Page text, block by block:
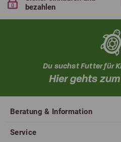
bezahlen
Du suchst Futter für
Hier gehts
Beratung & Information
Service